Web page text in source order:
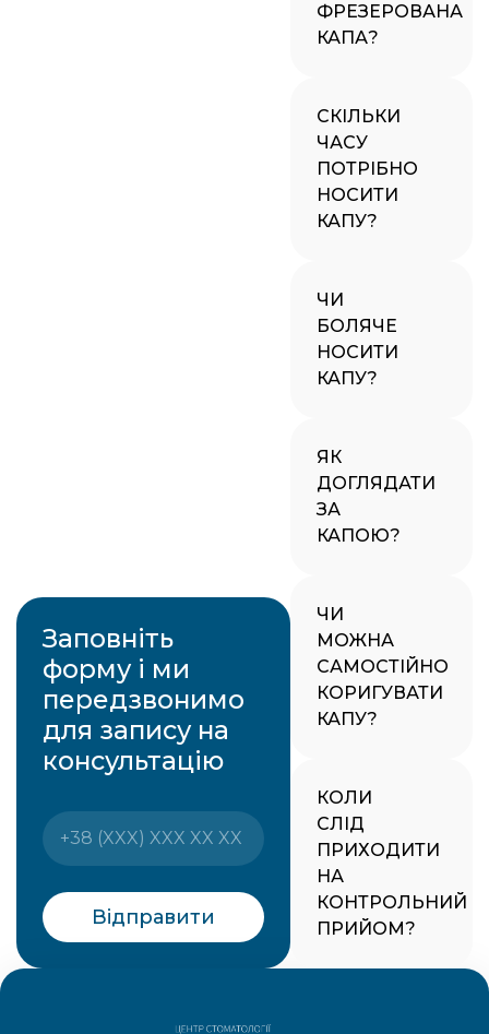
Заповніть
форму і ми
передзвонимо
для запису на
консультацію
Відправити
ФРЕЗЕРОВАНА
КАПА?
СКІЛЬКИ
ЧАСУ
ПОТРІБНО
НОСИТИ
КАПУ?
ЧИ
БОЛЯЧЕ
НОСИТИ
КАПУ?
ЯК
ДОГЛЯДАТИ
ЗА
КАПОЮ?
ЧИ
МОЖНА
САМОСТІЙНО
КОРИГУВАТИ
КАПУ?
КОЛИ
СЛІД
ПРИХОДИТИ
НА
КОНТРОЛЬНИЙ
ПРИЙОМ?